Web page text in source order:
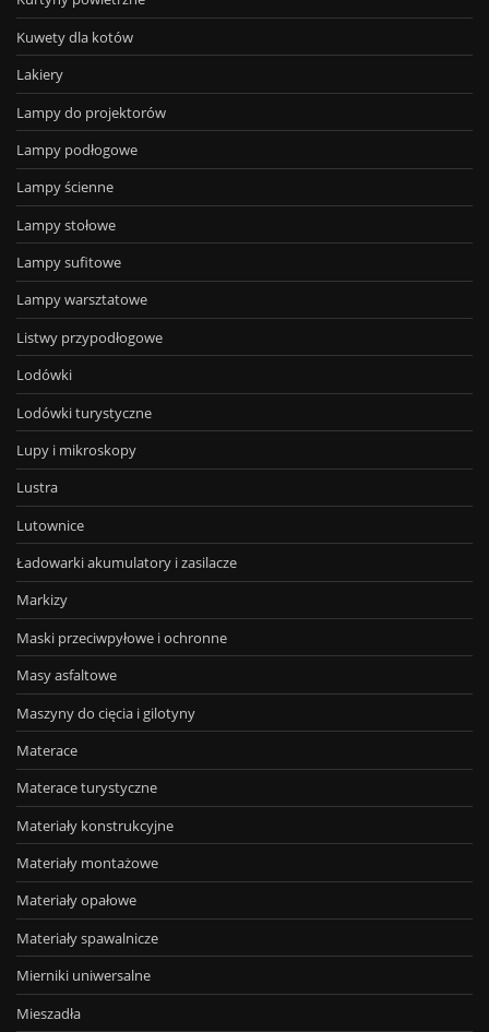
Kuwety dla kotów
Lakiery
Lampy do projektorów
Lampy podłogowe
Lampy ścienne
Lampy stołowe
Lampy sufitowe
Lampy warsztatowe
Listwy przypodłogowe
Lodówki
Lodówki turystyczne
Lupy i mikroskopy
Lustra
Lutownice
Ładowarki akumulatory i zasilacze
Markizy
Maski przeciwpyłowe i ochronne
Masy asfaltowe
Maszyny do cięcia i gilotyny
Materace
Materace turystyczne
Materiały konstrukcyjne
Materiały montażowe
Materiały opałowe
Materiały spawalnicze
Mierniki uniwersalne
Mieszadła